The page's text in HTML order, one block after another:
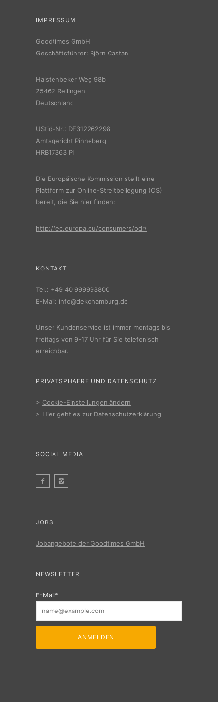
IMPRESSUM
Goodtimes GmbH
Geschäftsführer: Björn Castan
Halstenbeker Weg 98b
25462 Rellingen
Deutschland
UStid-Nr.: DE312262298
Amtsgericht Pinneberg
HRB17363 PI
Die Europäische Kommission stellt eine
Plattform zur Online-Streitbeilegung (OS)
bereit, die Sie hier finden:
http://ec.europa.eu/consumers/odr/
KONTAKT
Tel.: +49 40 999993800
E-Mail: info@dekohamburg.de
Unser Kundenservice ist immer montags bis
freitags von 9-17 Uhr für Sie telefonisch
erreichbar.
PRIVATSPHAERE UND DATENSCHUTZ
> Cookie-Einstellungen ändern
> Hier geht es zur Datenschutzerklärung
SOCIAL MEDIA
JOBS
Jobangebote der Goodtimes GmbH
NEWSLETTER
E-Mail*
ANMELDEN